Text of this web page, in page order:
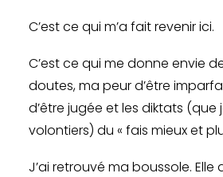
C’est ce qui m’a fait revenir ici.
C’est ce qui me donne envie
doutes, ma peur d’être
d’être jugée et les diktats (que
volontiers) du « fais mieux et
J’ai retrouvé ma boussole.